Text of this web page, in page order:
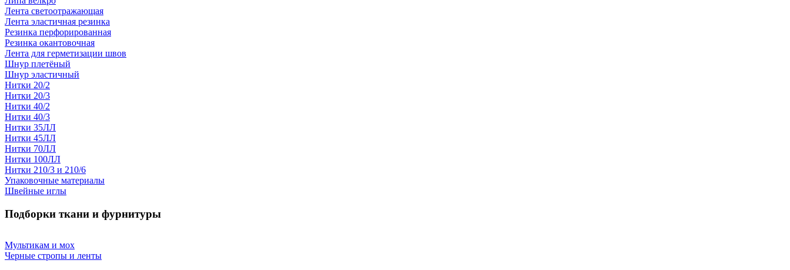
Лента светоотражающая
Лента эластичная резинка
Резинка перфорированная
Резинка окантовочная
Лента для герметизации швов
Шнур плетёный
Шнур эластичный
Нитки 20/2
Нитки 20/3
Нитки 40/2
Нитки 40/3
Нитки 35ЛЛ
Нитки 45ЛЛ
Нитки 70ЛЛ
Нитки 100ЛЛ
Нитки 210/3 и 210/6
Упаковочные материалы
Швейные иглы
Подборки ткани и фурнитуры
Мультикам и мох
Черные стропы и ленты